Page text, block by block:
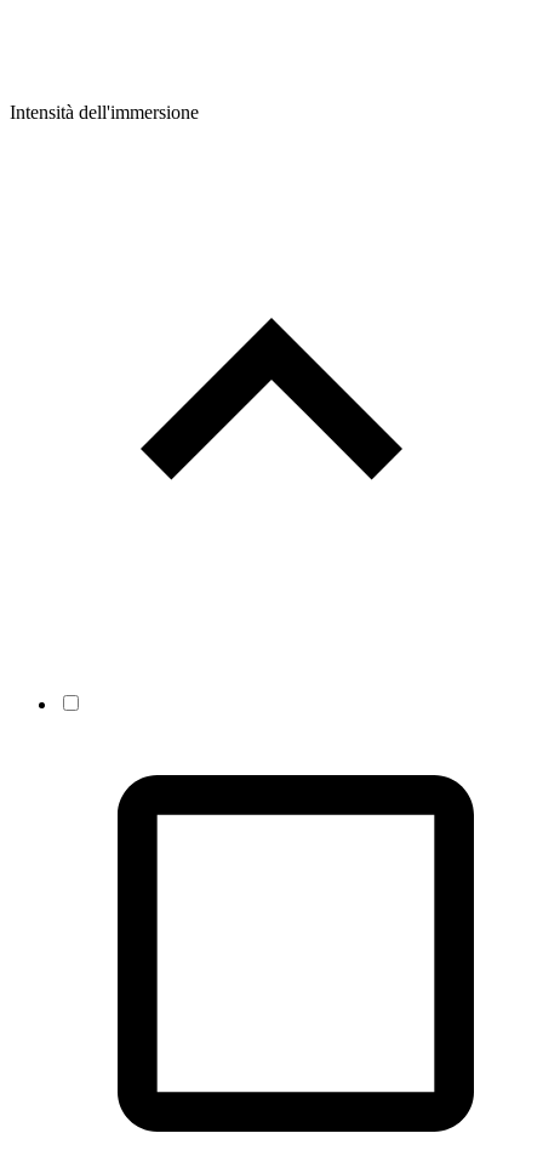
Intensità dell'immersione